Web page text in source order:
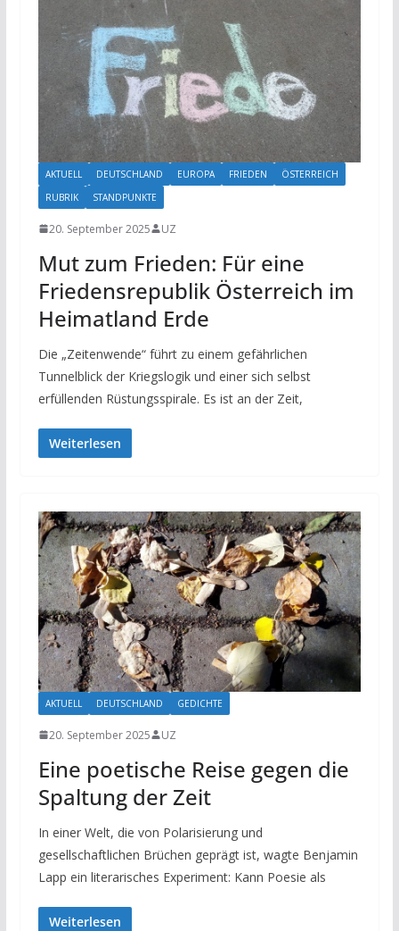
AKTUELL DEUTSCHLAND EUROPA FRIEDEN
ÖSTERREICH
RUBRIK
STANDPUNKTE
20. September 2025 UZ
Mut zum Frieden: Für eine
Friedensrepublik Österreich im
Heimatland Erde
Die „Zeitenwende“ führt zu einem gefährlichen
Tunnelblick der Kriegslogik und einer sich selbst
erfüllenden Rüstungsspirale. Es ist an der Zeit,
Weiterlesen
AKTUELL DEUTSCHLAND GEDICHTE
20. September 2025 UZ
Eine poetische Reise gegen die
Spaltung der Zeit
In einer Welt, die von Polarisierung und
gesellschaftlichen Brüchen geprägt ist, wagte Benjamin
Lapp ein literarisches Experiment: Kann Poesie als
Weiterlesen